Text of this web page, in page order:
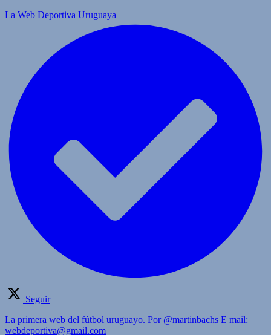
La Web Deportiva Uruguaya
Seguir
La primera web del fútbol uruguayo. Por @martinbachs E mail:
webdeportiva@gmail.com